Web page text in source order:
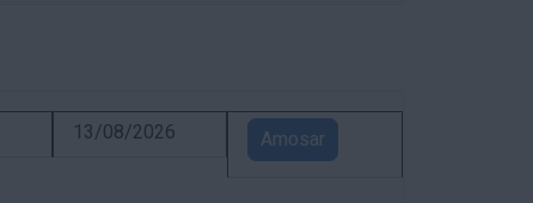
13/08/2026 Amosar